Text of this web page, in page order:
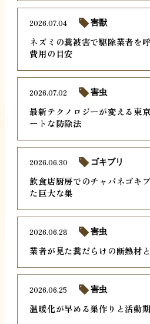
ネズミの糞被害で駆除業者を
費用の目安
2026.07.04 害獣
最新テクノロジーが変える東
ートな防除法
2026.07.02 害虫
飲食店厨房でのチャバネゴキ
た巨大な巣
2026.06.30 ゴキブリ
業者が見た糞だらけの断熱材
2026.06.28 害虫
温暖化が早める巣作りと活動
2026.06.25 害虫